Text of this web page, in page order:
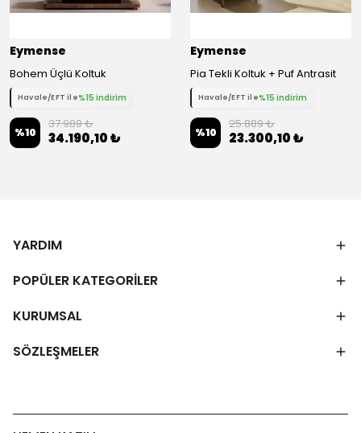
Eymense
Bohem Üçlü Koltuk
Havale/EFT ile%15 indirim
%10
37.989 ₺
34.190,10 ₺
Eymense
Pia Tekli Koltuk + Puf Antrasit
Havale/EFT ile%15 indirim
%10
25.889 ₺
23.300,10 ₺
YARDIM
POPÜLER KATEGORİLER
KURUMSAL
SÖZLEŞMELER